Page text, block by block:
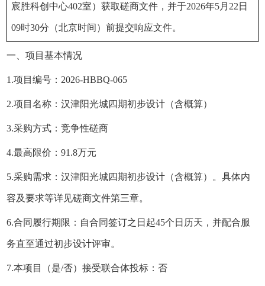
宸胜科创中心402室）获取磋商文件，并于2026年5月22日
09时30分（北京时间）前提交响应文件。
一、项目基本情况
1.项目编号：2026-HBBQ-065
2.项目名称：汉津阳光城四期初步设计（含概算）
3.采购方式：竞争性磋商
4.最高限价：91.8万元
5.采购需求：汉津阳光城四期初步设计（含概算）。具体内
容及要求等详见磋商文件第三章。
6.合同履行期限：自合同签订之日起45个日历天，并配合服
务直至通过初步设计评审。
7.本项目（是/否）接受联合体投标：否